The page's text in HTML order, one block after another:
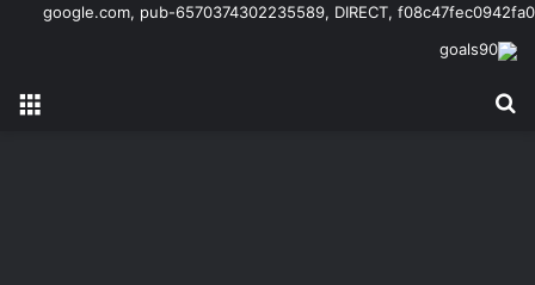
google.com, pub-6570374302235589, DIRECT, f08c47fec0942fa0